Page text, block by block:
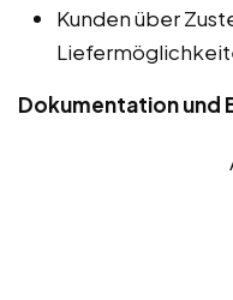
Kunden über
Dokumentation